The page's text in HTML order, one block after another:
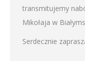
transmitujemy
Mikołaja w
Serdecznie